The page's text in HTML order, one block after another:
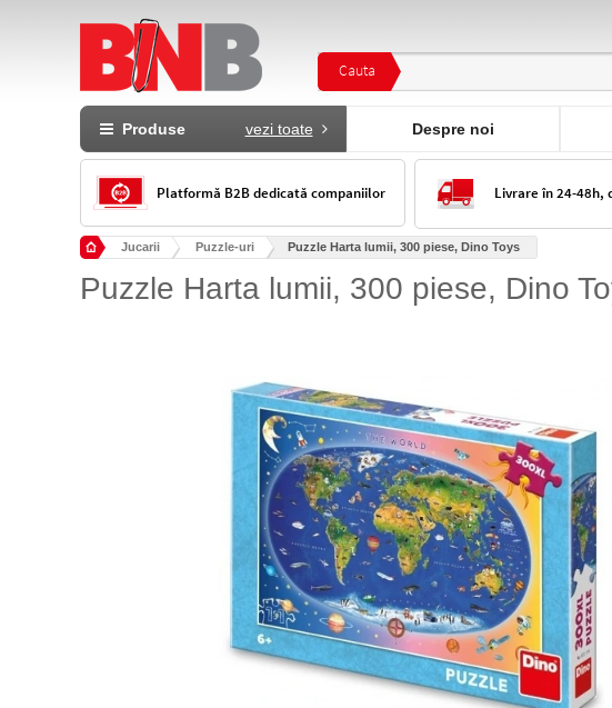
Cauta
Produse vezi toate Despre noi
Platformă B2B dedicată companiilor Livrare în 24-48h,
Jucarii Puzzle-uri Puzzle Harta lumii, 300 piese, Dino Toys
Puzzle Harta lumii, 300 piese, Dino